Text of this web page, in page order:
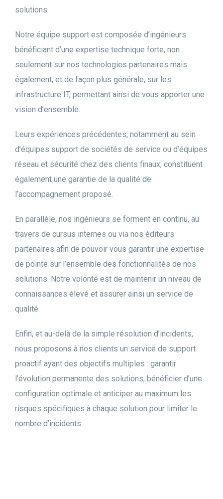
solutions.
Notre équipe support est composée d’ingénieurs
bénéficiant d’une expertise technique forte, non
seulement sur nos technologies partenaires mais
également, et de façon plus générale, sur les
infrastructure IT, permettant ainsi de vous apporter une
vision d’ensemble.
Leurs expériences précédentes, notamment au sein
d’équipes support de sociétés de service ou d’équipes
réseau et sécurité chez des clients finaux, constituent
également une garantie de la qualité de
l’accompagnement proposé.
En parallèle, nos ingénieurs se forment en continu, au
travers de cursus internes ou via nos éditeurs
partenaires afin de pouvoir vous garantir une expertise
de pointe sur l’ensemble des fonctionnalités de nos
solutions. Notre volonté est de maintenir un niveau de
connaissances élevé et assurer ainsi un service de
qualité.
Enfin, et au-delà de la simple résolution d’incidents,
nous proposons à nos clients un service de support
proactif ayant des objectifs multiples : garantir
l’évolution permanente des solutions, bénéficier d’une
configuration optimale et anticiper au maximum les
risques spécifiques à chaque solution pour limiter le
nombre d’incidents.